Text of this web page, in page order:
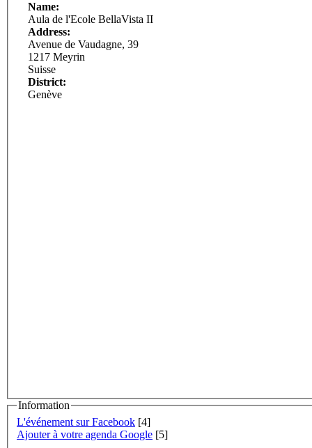
Name:
Aula de l'Ecole BellaVista II
Address:
Avenue de Vaudagne, 39
1217 Meyrin
Suisse
District:
Genève
Information
L'événement sur Facebook [4]
Ajouter à votre agenda Google [5]